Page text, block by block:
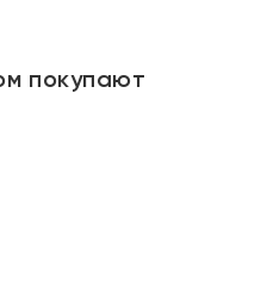
покупают